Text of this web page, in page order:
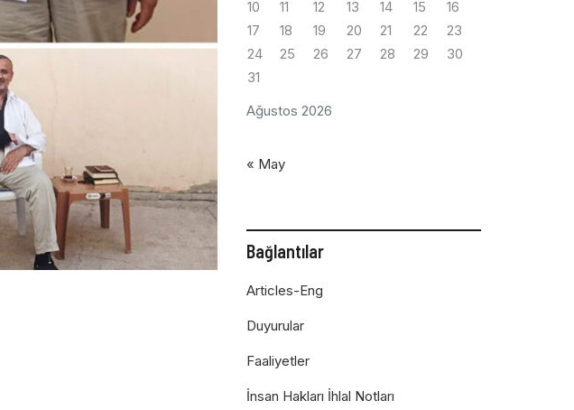
Ağustos 2026
10
11 12 13 14 15
16
17
18 19 20 21 22
23
24
25 26 27 28 29
30
31
« May
Bağlantılar
Articles-Eng
Duyurular
Faaliyetler
İnsan Hakları İhlal Notları